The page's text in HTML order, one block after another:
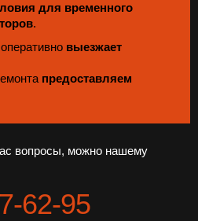
для временного
.
выезжает
предоставляем
вопросы, можно нашему
62-95